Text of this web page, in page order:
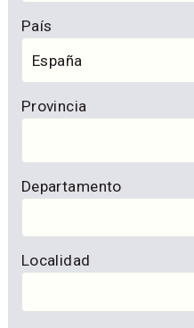
País
Provincia
Departamento
Localidad